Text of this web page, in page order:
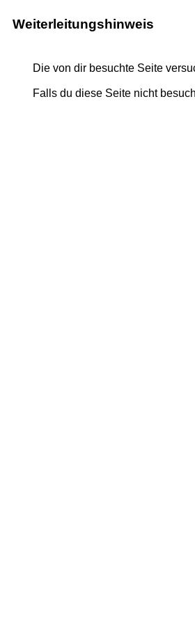
Weiterleitungshinweis
Die von dir besuchte Seite
Falls du diese Seite nicht